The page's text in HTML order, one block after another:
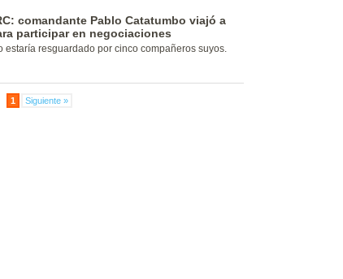
comandante Pablo Catatumbo viajó a
participar en negociaciones
estaría resguardado por cinco compañeros suyos.
1 Siguiente »